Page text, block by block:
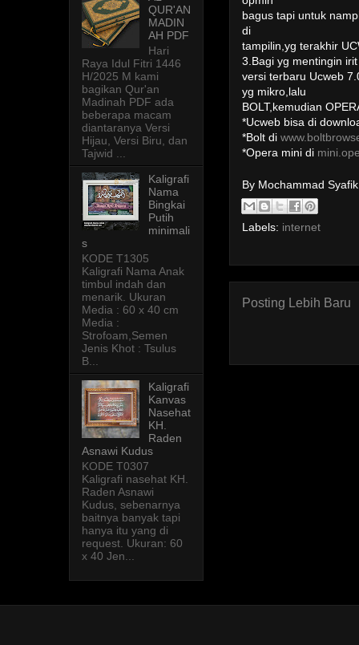
bagus tapi untuk
di
tampilin,yg terakhir
3.Bagi yg mentingin
versi terbaru Ucweb
yg mikro,lalu
BOLT,kemudian
*Ucweb bisa di
*Bolt di
*Opera mini di
By Mochammad
Labels: internet
Posting Lebih Baru
QUR'AN
MADIN
AH PDF
Hari
Raya Idul Fitri 1446
H/2025 M kami
bagikan Qur'an
Madinah PDF ada
beberapa macam
diantaranya Versi
Hijau, Versi Biru, dan
Tajwid ...
Kaligrafi
Nama
Bingkai
Putih
minimali
s
KODE T1305
Kaligrafi Nama Anak
timbul indah dan
menarik. Ukuran
Media : 60 x 40 cm
Media :
Strofoam,Semen
Jenis Khot : Tsulus
B...
Kaligrafi
Kanvas
Nasehat
KH.
Raden
Asnawi Kudus
KODE T0307
Kaligrafi nasehat KH.
Raden Asnawi
Kudus, sebenarnya
baitnya banyak tapi
hanya itu yang di
request. Ukuran: 60
x 40 Jen...